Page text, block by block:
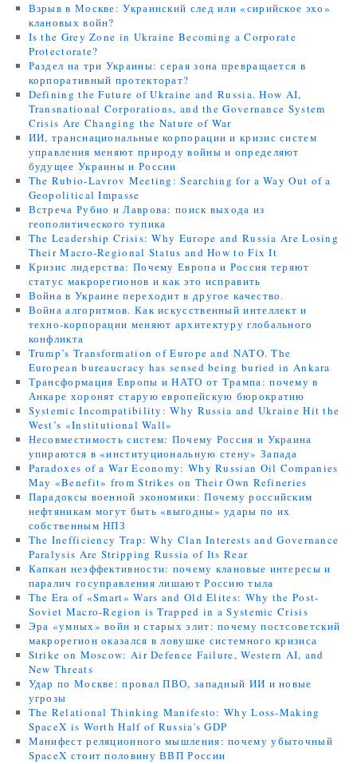
Взрыв в Москве: Украинский след или «сирийское эхо»
клановых войн?
Is the Grey Zone in Ukraine Becoming a Corporate
Protectorate?
Раздел на три Украины: серая зона превращается в
корпоративный протекторат?
Defining the Future of Ukraine and Russia. How AI,
Transnational Corporations, and the Governance System
Crisis Are Changing the Nature of War
ИИ, транснациональные корпорации и кризис систем
управления меняют природу войны и определяют
будущее Украины и России
The Rubio-Lavrov Meeting: Searching for a Way Out of a
Geopolitical Impasse
Встреча Рубио и Лаврова: поиск выхода из
геополитического тупика
The Leadership Crisis: Why Europe and Russia Are Losing
Their Macro-Regional Status and How to Fix It
Кризис лидерства: Почему Европа и Россия теряют
статус макрорегионов и как это исправить
Война в Украине переходит в другое качество.
Война алгоритмов. Как искусственный интеллект и
техно-корпорации меняют архитектуру глобального
конфликта
Trump’s Transformation of Europe and NATO. The
European bureaucracy has sensed being buried in Ankara
Трансформация Европы и НАТО от Трампа: почему в
Анкаре хоронят старую европейскую бюрократию
Systemic Incompatibility: Why Russia and Ukraine Hit the
West’s «Institutional Wall»
Несовместимость систем: Почему Россия и Украина
упираются в «институциональную стену» Запада
Paradoxes of a War Economy: Why Russian Oil Companies
May «Benefit» from Strikes on Their Own Refineries
Парадоксы военной экономики: Почему российским
нефтяникам могут быть «выгодны» удары по их
собственным НПЗ
The Inefficiency Trap: Why Clan Interests and Governance
Paralysis Are Stripping Russia of Its Rear
Капкан неэффективности: почему клановые интересы и
паралич госуправления лишают Россию тыла
The Era of «Smart» Wars and Old Elites: Why the Post-
Soviet Macro-Region is Trapped in a Systemic Crisis
Эра «умных» войн и старых элит: почему постсоветский
макрорегион оказался в ловушке системного кризиса
Strike on Moscow: Air Defence Failure, Western AI, and
New Threats
Удар по Москве: провал ПВО, западный ИИ и новые
угрозы
The Relational Thinking Manifesto: Why Loss-Making
SpaceX is Worth Half of Russia’s GDP
Манифест реляционного мышления: почему убыточный
SpaceX стоит половину ВВП России